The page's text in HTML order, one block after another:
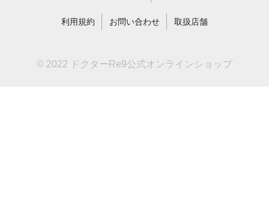
利用規約 お問い合わせ 取扱店舗
© 2022 ドクターRe9公式オンラインショップ